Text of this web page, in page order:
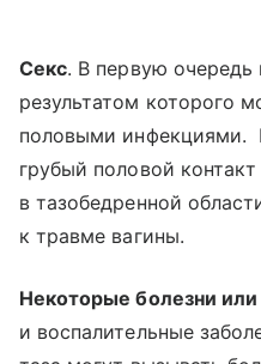
Секс. В первую
результатом которого
половыми инфекциями.
грубый половой
в тазобедренной
к травме вагины.
Некоторые болезни или
и воспалительные